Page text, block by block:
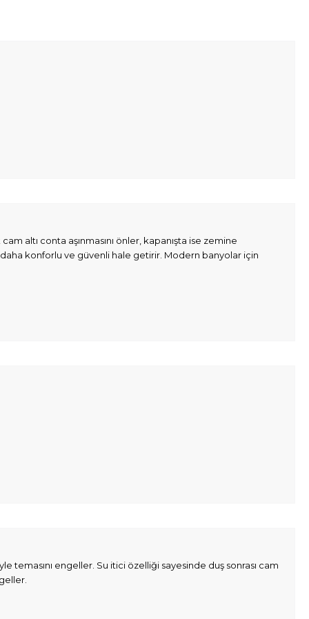
altı conta aşınmasını önler, kapanışta ise zemine
daha konforlu ve güvenli hale getirir. Modern banyolar için
engeller. Su itici özelliği sayesinde duş sonrası cam